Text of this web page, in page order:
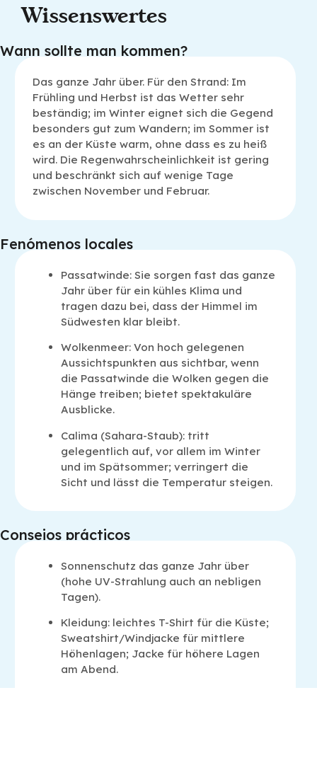
Pregunta
Wissenswertes
Wann sollte man kommen?
Das ganze Jahr über. Für den Strand: Im
Frühling und Herbst ist das Wetter sehr
beständig; im Winter eignet sich die Gegend
besonders gut zum Wandern; im Sommer ist
es an der Küste warm, ohne dass es zu heiß
wird. Die Regenwahrscheinlichkeit ist gering
und beschränkt sich auf wenige Tage
zwischen November und Februar.
Fenómenos locales
Passatwinde: Sie sorgen fast das ganze
Jahr über für ein kühles Klima und
tragen dazu bei, dass der Himmel im
Südwesten klar bleibt.
Wolkenmeer: Von hoch gelegenen
Aussichtspunkten aus sichtbar, wenn
die Passatwinde die Wolken gegen die
Hänge treiben; bietet spektakuläre
Ausblicke.
Calima (Sahara-Staub): tritt
gelegentlich auf, vor allem im Winter
und im Spätsommer; verringert die
Sicht und lässt die Temperatur steigen.
Consejos prácticos
Sonnenschutz das ganze Jahr über
(hohe UV-Strahlung auch an nebligen
Tagen).
Kleidung: leichtes T-Shirt für die Küste;
Sweatshirt/Windjacke für mittlere
Höhenlagen; Jacke für höhere Lagen
am Abend.